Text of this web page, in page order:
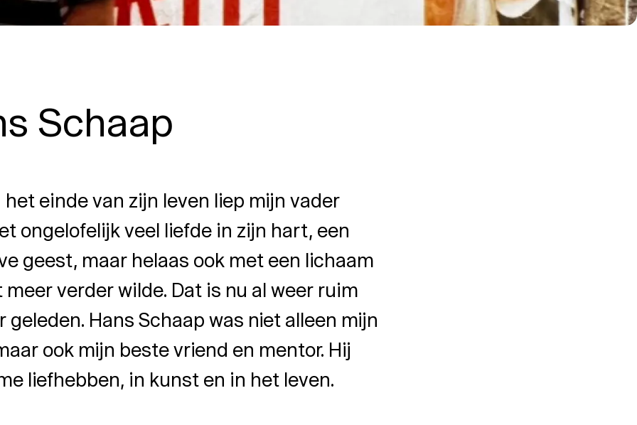
Schaap
het einde van zijn leven liep mijn vader
ongelofelijk veel liefde in zijn hart, een
geest, maar helaas ook met een lichaam
meer verder wilde. Dat is nu al weer ruim
geleden. Hans Schaap was niet alleen mijn
ook mijn beste vriend en mentor. Hij
liefhebben, in kunst en in het leven.